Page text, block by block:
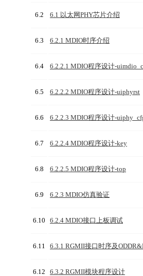
6.2 6.1 以太网PHY芯片介绍
6.3 6.2.1 MDIO时序介绍
6.4 6.2.2.1 MDIO程序设计-
6.5 6.2.2.2 MDIO程序设计-uiphyrst
6.6 6.2.2.3 MDIO程序设计-
6.7 6.2.2.4 MDIO程序设计-key
6.8 6.2.2.5 MDIO程序设计-top
6.9 6.2.3 MDIO仿真验证
6.10 6.2.4 MDIO接口上板调试
6.11 6.3.1 RGMII接口时序及
6.12 6.3.2 RGMII模块程序设计